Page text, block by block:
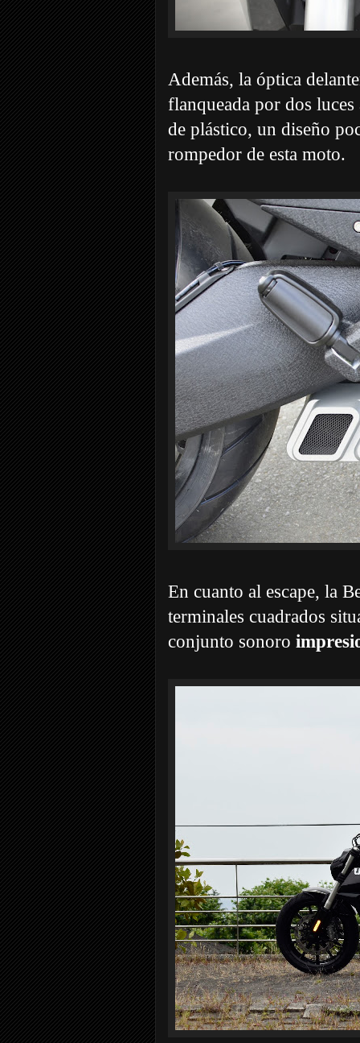
Además, la óptica
flanqueada por dos
de plástico, un diseño
rompedor de esta moto.
En cuanto al escape, la
terminales cuadrados
conjunto sonoro